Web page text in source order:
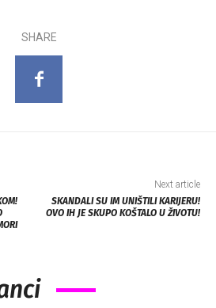
SHARE
Next article
SKANDALI SU IM UNIŠTILI KARIJERU!
OVO IH JE SKUPO KOŠTALO U ŽIVOTU!